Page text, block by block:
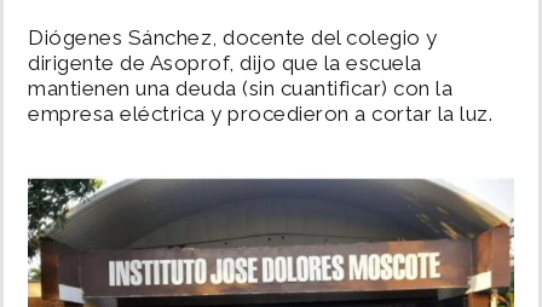
NACIONAL
POLÍTICA
SHOW
DEPORTES
Diógenes Sánchez, docente del colegio y
dirigente de Asoprof, dijo que la escuela
mantienen una deuda (sin cuantificar) con la
empresa eléctrica y procedieron a cortar la luz.